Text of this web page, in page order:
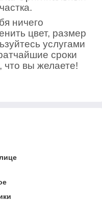
ничего
цвет, размер
услугами
сроки
что вы желаете!